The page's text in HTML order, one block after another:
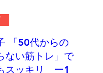
「50代からの
ない筋トレ」で
スッキリ ー1